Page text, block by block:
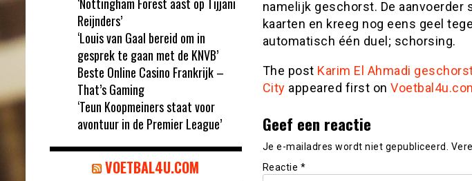
namelijk geschorst. De aanvoerder
kaarten en kreeg nog eens geel
automatisch één duel; schorsing.
The post Karim El Ahmadi
City appeared first on
Geef een reactie
Je e-mailadres wordt niet gepubliceerd.
Reactie *
Reijnders’
‘Louis van Gaal bereid om in
gesprek te gaan met de KNVB’
Beste Online Casino Frankrijk –
That’s Gaming
‘Teun Koopmeiners staat voor
avontuur in de Premier League’
VOETBAL4U.COM